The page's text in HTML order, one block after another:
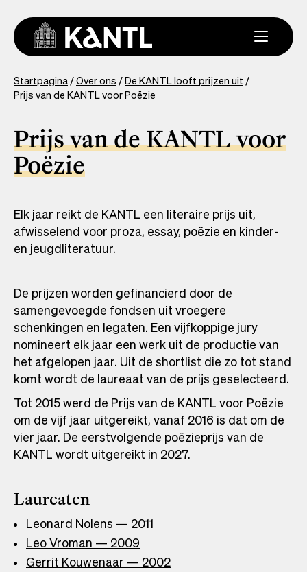
naar
inhoud
gaan
You
are
Startpagina Over ons De KANTL looft prijzen uit
Prijs van de KANTL voor Poëzie
Prijs van de KANTL voor
Poëzie
Elk jaar reikt de KANTL een literaire prijs uit,
afwisselend voor proza, essay, poëzie en kinder-
en jeugdliteratuur.
De prijzen worden gefinancierd door de
samengevoegde fondsen uit vroegere
schenkingen en legaten. Een vijfkoppige jury
nomineert elk jaar een werk uit de productie van
het afgelopen jaar. Uit de shortlist die zo tot stand
komt wordt de laureaat van de prijs geselecteerd.
Tot 2015 werd de Prijs van de KANTL voor Poëzie
om de vijf jaar uitgereikt, vanaf 2016 is dat om de
vier jaar. De eerstvolgende poëzieprijs van de
KANTL wordt uitgereikt in 2027.
Laureaten
Leonard Nolens — 2011
Leo Vroman — 2009
Gerrit Kouwenaar — 2002